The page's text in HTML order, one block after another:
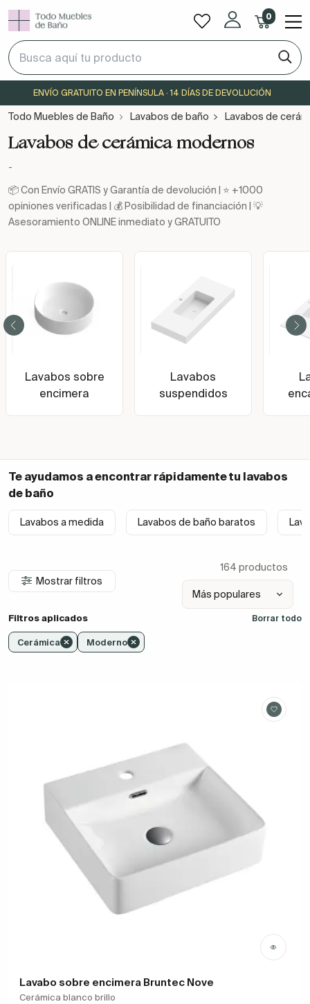
0
ENVÍO GRATUITO EN PENÍNSULA · 14 DÍAS DE DEVOLUCIÓN
Todo Muebles de Baño Lavabos de baño Lavabos de
Lavabos de cerámica modernos
-
📦 Con Envío GRATIS y Garantía de devolución | ⭐ +1000
opiniones verificadas | 💰 Posibilidad de financiación | 💡
Asesoramiento ONLINE inmediato y GRATUITO
Lavabos sobre
encimera
Lavabos
suspendidos
Te ayudamos a encontrar rápidamente tu lavabos
de baño
Lavabos a medida Lavabos de baño baratos
Mostrar filtros
164 productos
Filtros aplicados Borrar todo
Cerámica Moderno
Lavabo sobre encimera Bruntec Nove
Cerámica blanco brillo